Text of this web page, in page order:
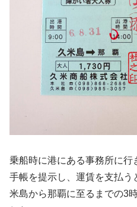
乗船時に港にある事務所に行
手帳を提示し、運賃を支払う
米島から那覇に至るまでの3